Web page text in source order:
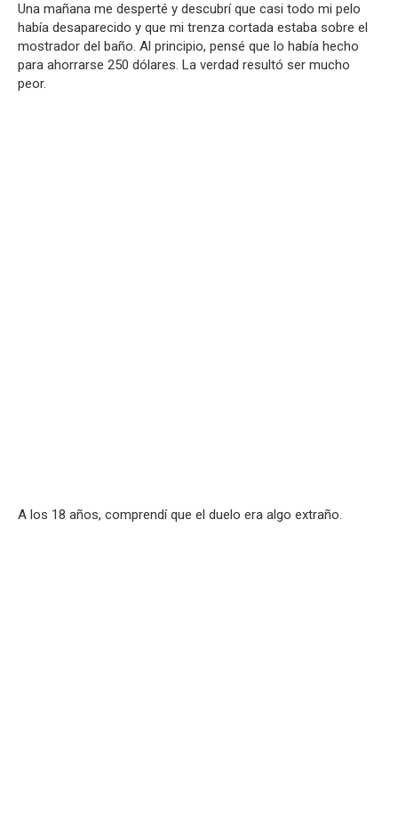
Una mañana me desperté y descubrí que casi todo mi pelo
había desaparecido y que mi trenza cortada estaba sobre el
mostrador del baño. Al principio, pensé que lo había hecho
para ahorrarse 250 dólares. La verdad resultó ser mucho
peor.
A los 18 años, comprendí que el duelo era algo extraño.